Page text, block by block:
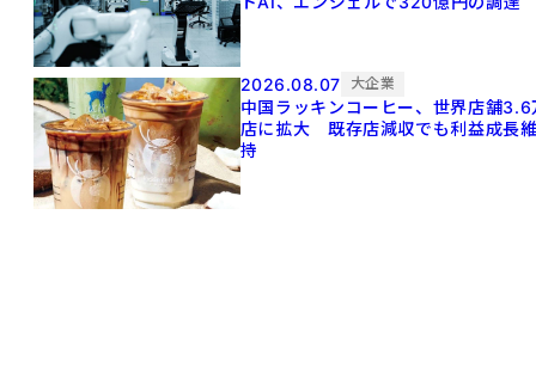
2026.08.07 大企業
中国ラッキンコーヒー、世界店舗3.6
店に拡大 既存店減収でも利益成長
持